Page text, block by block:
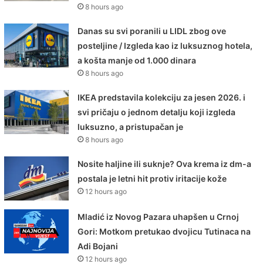
8 hours ago
Danas su svi poranili u LIDL zbog ove
posteljine / Izgleda kao iz luksuznog hotela,
a košta manje od 1.000 dinara
8 hours ago
IKEA predstavila kolekciju za jesen 2026. i
svi pričaju o jednom detalju koji izgleda
luksuzno, a pristupačan je
8 hours ago
Nosite haljine ili suknje? Ova krema iz dm-a
postala je letni hit protiv iritacije kože
12 hours ago
Mladić iz Novog Pazara uhapšen u Crnoj
Gori: Motkom pretukao dvojicu Tutinaca na
Adi Bojani
12 hours ago